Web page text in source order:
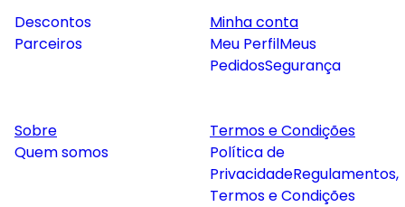
Descontos
Parceiros
Minha conta
Meu PerfilMeus
PedidosSegurança
Sobre
Quem somos
Termos e Condições
Política de
PrivacidadeRegulamentos,
Termos e Condições